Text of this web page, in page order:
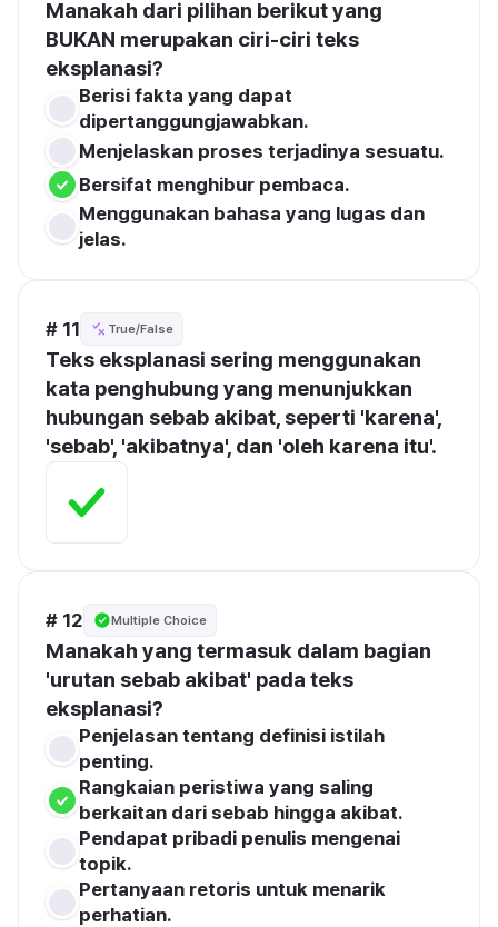
Manakah dari pilihan berikut yang
BUKAN merupakan ciri-ciri teks
eksplanasi?
Berisi fakta yang dapat
dipertanggungjawabkan.
Menjelaskan proses terjadinya sesuatu.
Bersifat menghibur pembaca.
Menggunakan bahasa yang lugas dan
jelas.
# 11 True/False
Teks eksplanasi sering menggunakan
kata penghubung yang menunjukkan
hubungan sebab akibat, seperti 'karena',
'sebab', 'akibatnya', dan 'oleh karena itu'.
# 12 Multiple Choice
Manakah yang termasuk dalam bagian
'urutan sebab akibat' pada teks
eksplanasi?
Penjelasan tentang definisi istilah
penting.
Rangkaian peristiwa yang saling
berkaitan dari sebab hingga akibat.
Pendapat pribadi penulis mengenai
topik.
Pertanyaan retoris untuk menarik
perhatian.